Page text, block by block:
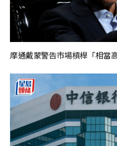
摩通戴蒙警告市場槓桿「相當